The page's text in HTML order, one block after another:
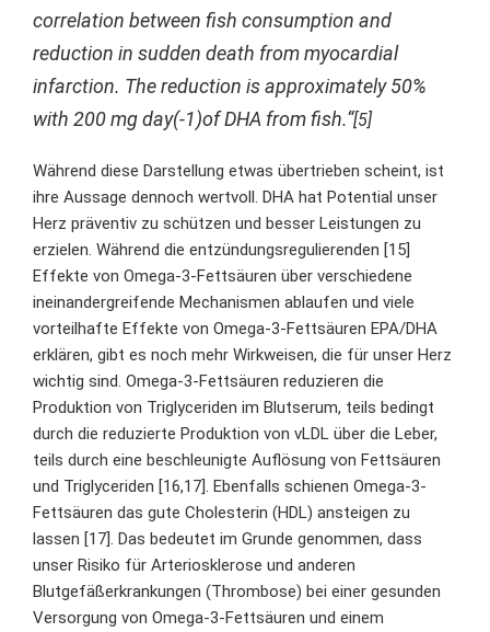
correlation between fish consumption and
reduction in sudden death from myocardial
infarction. The reduction is approximately 50%
with 200 mg day(-1)of DHA from fish.“[5]
Während diese Darstellung etwas übertrieben scheint, ist
ihre Aussage dennoch wertvoll. DHA hat Potential unser
Herz präventiv zu schützen und besser Leistungen zu
erzielen . Während die entzündungsregulierenden [15]
Effekte von Omega-3-Fettsäuren über verschiedene
ineinandergreifende Mechanismen ablaufen und viele
vorteilhafte Effekte von Omega-3-Fettsäuren EPA/DHA
erklären, gibt es noch mehr Wirkweisen, die für unser Herz
wichtig sind. Omega-3-Fettsäuren reduzieren die
Produktion von Triglyceriden im Blutserum, teils bedingt
durch die reduzierte Produktion von vLDL über die Leber,
teils durch eine beschleunigte Auflösung von Fettsäuren
und Triglyceriden [16,17]. Ebenfalls schienen Omega-3-
Fettsäuren das gute Cholesterin (HDL) ansteigen zu
lassen [17]. Das bedeutet im Grunde genommen, dass
unser Risiko für Arteriosklerose und anderen
Blutgefäßerkrankungen (Thrombose) bei einer gesunden
Versorgung von Omega-3-Fettsäuren und einem